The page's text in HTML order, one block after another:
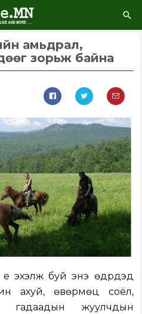
амьдрал,
зорьж байна
эхэлж буй энэ өдрүүдэд
ахуй, өвөрмөц соёл,
гадаадын жуулчдын